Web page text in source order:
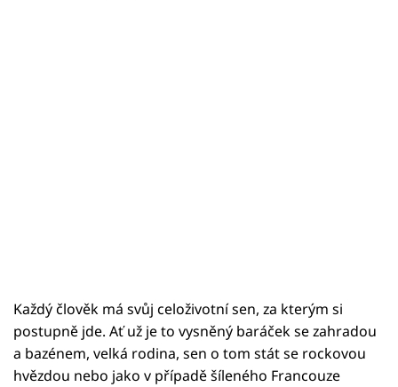
Každý člověk má svůj celoživotní sen, za kterým si
postupně jde. Ať už je to vysněný baráček se zahradou
a bazénem, velká rodina, sen o tom stát se rockovou
hvězdou nebo jako v případě šíleného Francouze